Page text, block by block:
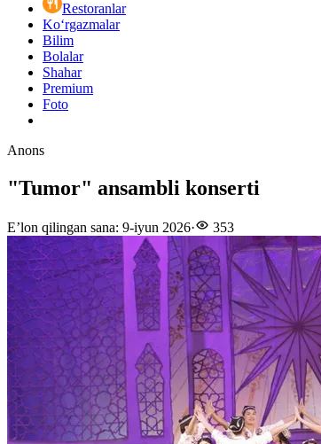
Restoranlar
Ko‘rgazmalar
Bilim
Bolalar
Shahar
Premium
Foto
Anons
"Tumor" ansambli konserti
E’lon qilingan sana: 9-iyun 2026· 353